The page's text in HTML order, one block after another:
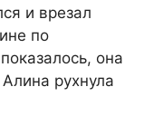
и врезал
по
она
рухнула